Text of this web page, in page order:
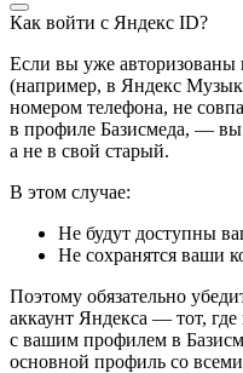
Как войти с Яндекс ID?
Если вы уже авторизованы
(например, в Яндекс
номером телефона, не
в профиле Базисмеда, —
а не в свой старый.
В этом случае:
Не будут доступны
Не сохранятся ваши
Поэтому обязательно
аккаунт Яндекса — тот,
с вашим профилем в
основной профиль со